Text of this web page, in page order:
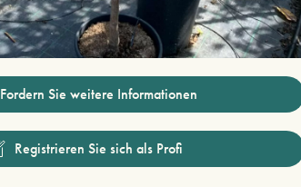
Fordern Sie weitere Informationen
Registrieren Sie sich als Profi